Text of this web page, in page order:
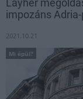
Layher
impozáns
2021.10.21
Mi épül?